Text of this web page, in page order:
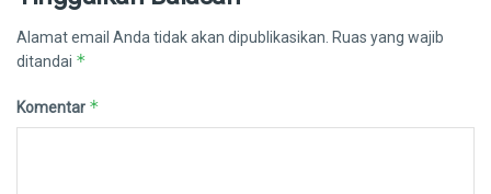
Alamat email Anda tidak akan dipublikasikan. Ruas yang wajib
ditandai *
Komentar *